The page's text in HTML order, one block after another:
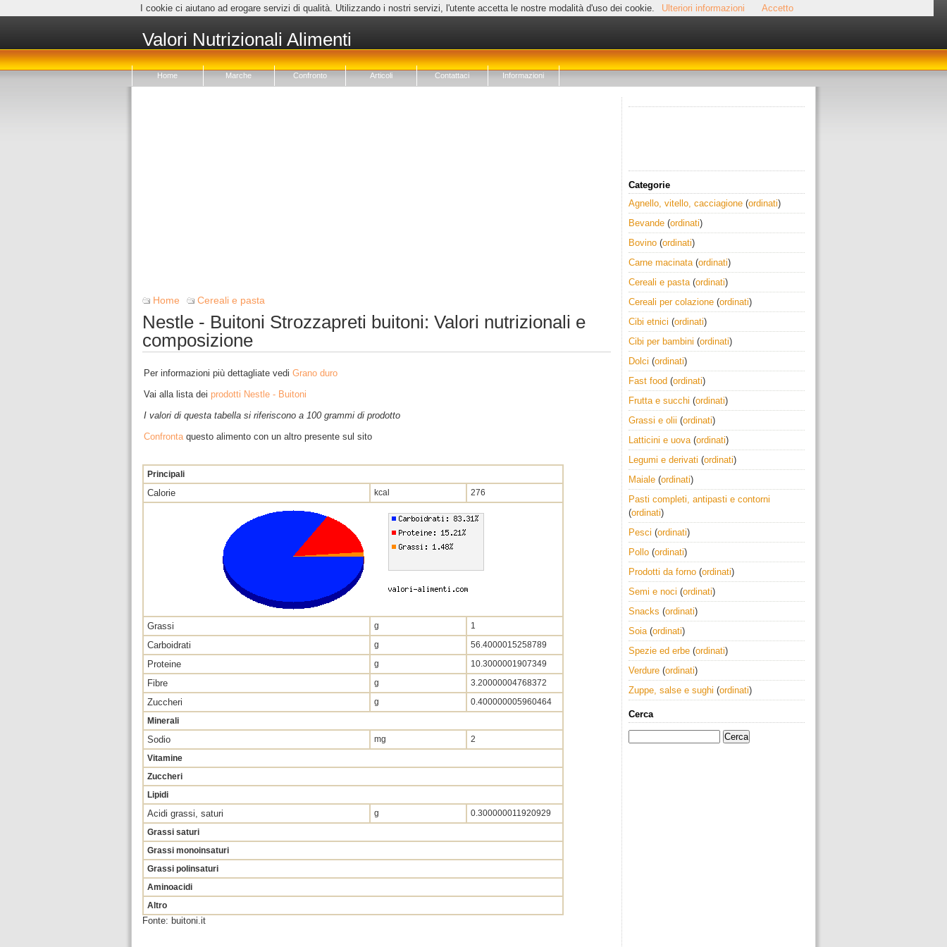
I cookie ci aiutano ad erogare servizi di qualità. Utilizzando i nostri servizi, l'utente accetta le nostre modalità d'uso dei cookie. Ulteriori informazioni Accetto
Valori Nutrizionali Alimenti
Home Marche Confronto Articoli Contattaci Informazioni
Home Cereali e pasta
Nestle - Buitoni Strozzapreti buitoni: Valori nutrizionali e
composizione
Per informazioni più dettagliate vedi Grano duro
Vai alla lista dei prodotti Nestle - Buitoni
I valori di questa tabella si riferiscono a 100 grammi di prodotto
Confrontaquesto alimento con un altro presente sul sito
Principali
Calorie kcal 276
Grassi g 1
Carboidrati g 56.4000015258789
Proteine g 10.3000001907349
Fibre g 3.20000004768372
Zuccheri g
0.400000005960464
Minerali
Sodio mg
2
Vitamine
Zuccheri
Lipidi
Acidi grassi, saturi g
0.300000011920929
Grassi saturi
Grassi monoinsaturi
Grassi polinsaturi
Aminoacidi
Altro
Fonte: buitoni.it
Categorie
Agnello, vitello, cacciagione (ordinati)
Bevande (ordinati)
Bovino (ordinati)
Carne macinata(ordinati)
Cereali e pasta(ordinati)
Cereali per colazione (ordinati)
Cibi etnici (ordinati)
Cibi per bambini (ordinati)
Dolci (ordinati)
Fast food (ordinati)
Frutta e succhi (ordinati)
Grassi e olii (ordinati)
Latticini e uova(ordinati)
Legumi e derivati (ordinati)
Maiale (ordinati)
Pasti completi, antipasti e contorni
(ordinati)
Pesci (ordinati)
Pollo (ordinati)
Prodotti da forno (ordinati)
Semi e noci (ordinati)
Snacks (ordinati)
Soia(ordinati)
Spezie ed erbe (ordinati)
Verdure (ordinati)
Zuppe, salse e sughi (ordinati)
Cerca